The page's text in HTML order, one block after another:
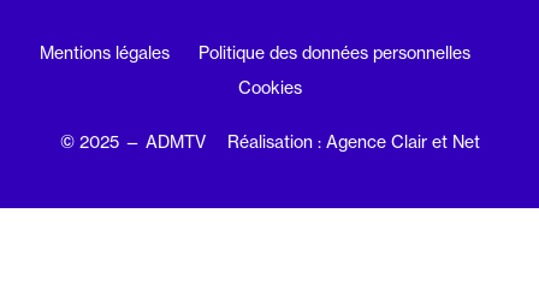
Mentions légales
Politique des données personnelles
Cookies
© 2025 — ADMTV Réalisation : Agence Clair et Net